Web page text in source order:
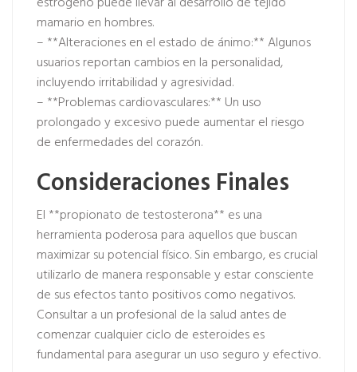
mamario en hombres.
– **Alteraciones en el estado de ánimo:** Algunos
usuarios reportan cambios en la personalidad,
incluyendo irritabilidad y agresividad.
– **Problemas cardiovasculares:** Un uso
prolongado y excesivo puede aumentar el riesgo
de enfermedades del corazón.
Consideraciones Finales
El **propionato de testosterona** es una
herramienta poderosa para aquellos que buscan
maximizar su potencial físico. Sin embargo, es crucial
utilizarlo de manera responsable y estar consciente
de sus efectos tanto positivos como negativos.
Consultar a un profesional de la salud antes de
comenzar cualquier ciclo de esteroides es
fundamental para asegurar un uso seguro y efectivo.